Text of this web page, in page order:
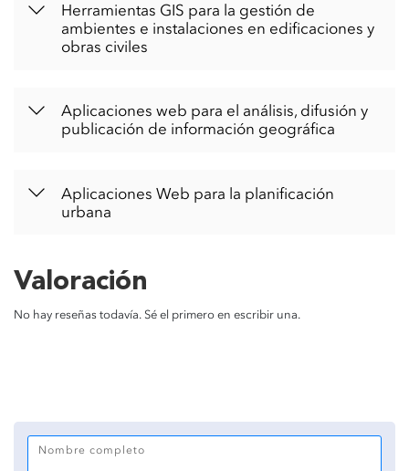
Herramientas GIS para la gestión de
ambientes e instalaciones en edificaciones y
obras civiles
Aplicaciones web para el análisis, difusión y
publicación de información geográfica
Aplicaciones Web para la planificación
urbana
Valoración
No hay reseñas todavía. Sé el primero en escribir una.
Nombre completo